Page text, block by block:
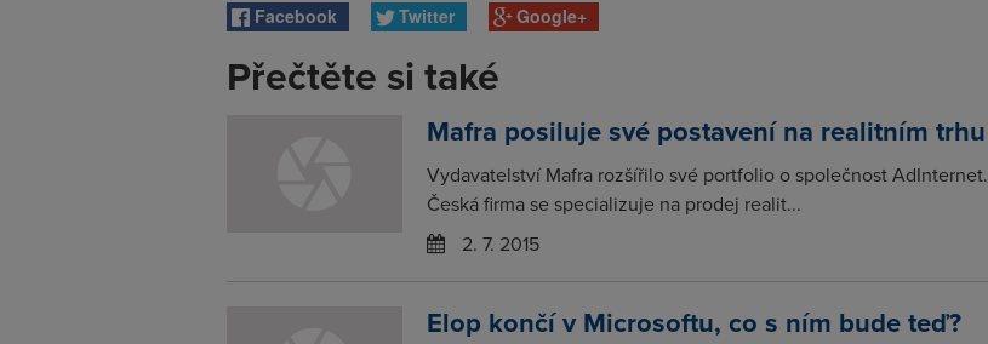
Facebook Twitter Google+
Přečtěte si také
Mafra posiluje své postavení na realitním trhu
Vydavatelství Mafra rozšířilo své portfolio o společnost AdInternet.
Česká firma se specializuje na prodej realit...
2. 7. 2015
Elop končí v Microsoftu, co s ním bude teď?